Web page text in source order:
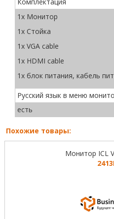
1x Монитор
1х Стойка
1х VGA cable
1x HDMI cable
1x блок питания, кабель
Русский язык в меню
есть
Похожие товары:
Монитор ICL